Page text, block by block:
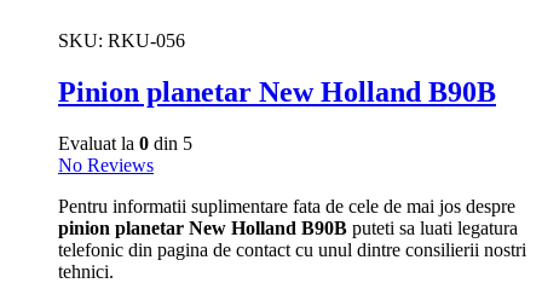
SKU: RKU-056
Pinion planetar New Holland B90B
Evaluat la 0 din 5
No Reviews
Pentru informatii suplimentare fata de cele de mai jos despre
pinion planetar New Holland B90B puteti sa luati legatura
telefonic din pagina de contact cu unul dintre consilierii nostri
tehnici.